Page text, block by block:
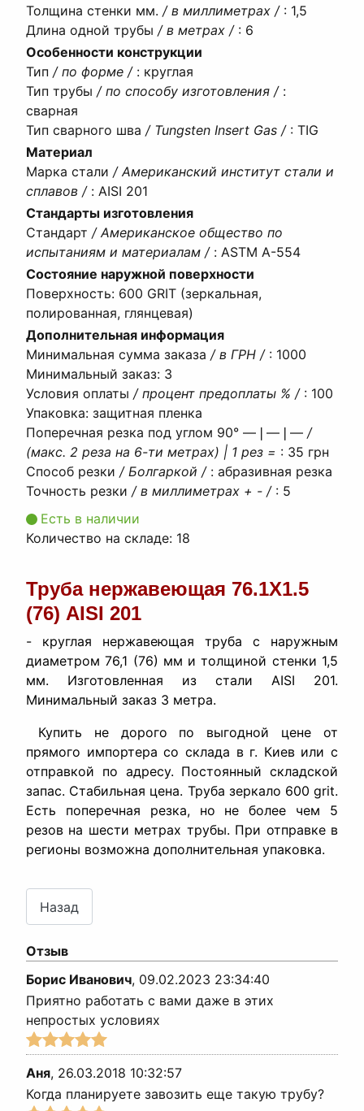
Толщина стенки мм. / в миллиметрах / : 1,5
Длина одной трубы / в метрах / : 6
Особенности конструкции
Тип / по форме / : круглая
Тип трубы / по способу изготовления / :
сварная
Тип сварного шва / Tungsten Insert Gas / : TIG
Материал
Марка стали / Американский институт стали и
сплавов / : AISI 201
Стандарты изготовления
Стандарт / Американское общество по
испытаниям и материалам / : ASTM A-554
Состояние наружной поверхности
Поверхность: 600 GRIT (зеркальная,
полированная, глянцевая)
Дополнительная информация
Минимальная сумма заказа / в ГРН / : 1000
Минимальный заказ: 3
Условия оплаты / процент предоплаты % / : 100
Упаковка: защитная пленка
Поперечная резка под углом 90° ―❘―❘― /
(макс. 2 реза на 6-ти метрах) | 1 рез = : 35 грн
Способ резки / Болгаркой / : абразивная резка
Точность резки / в миллиметрах + - / : 5
Есть в наличии
Количество на складе: 18
Труба нержавеющая 76.1Х1.5
(76) AISI 201
- круглая нержавеющая труба с наружным
диаметром 76,1 (76) мм и толщиной стенки 1,5
мм. Изготовленная из стали AISI 201.
Минимальный заказ 3 метра.
Купить не дорого по выгодной цене от
прямого импортера со склада в г. Киев или с
отправкой по адресу. Постоянный складской
запас. Стабильная цена. Труба зеркало 600 grit.
Есть поперечная резка, но не более чем 5
резов на шести метрах трубы. При отправке в
регионы возможна дополнительная упаковка.
Отзыв
Борис Иванович, 09.02.2023 23:34:40
Приятно работать с вами даже в этих
непростых условиях
Аня, 26.03.2018 10:32:57
Когда планируете завозить еще такую трубу?